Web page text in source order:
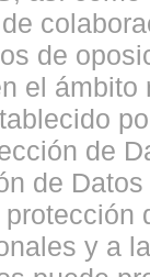
de
el
de
de
y a